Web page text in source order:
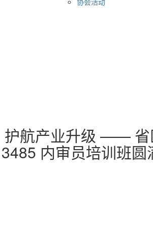
护航产业升级 —— 省
内审员培训班圆